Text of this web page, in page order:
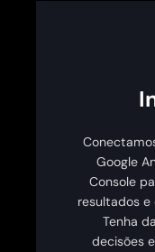
Google
Console
resultados e
Tenha
decisões